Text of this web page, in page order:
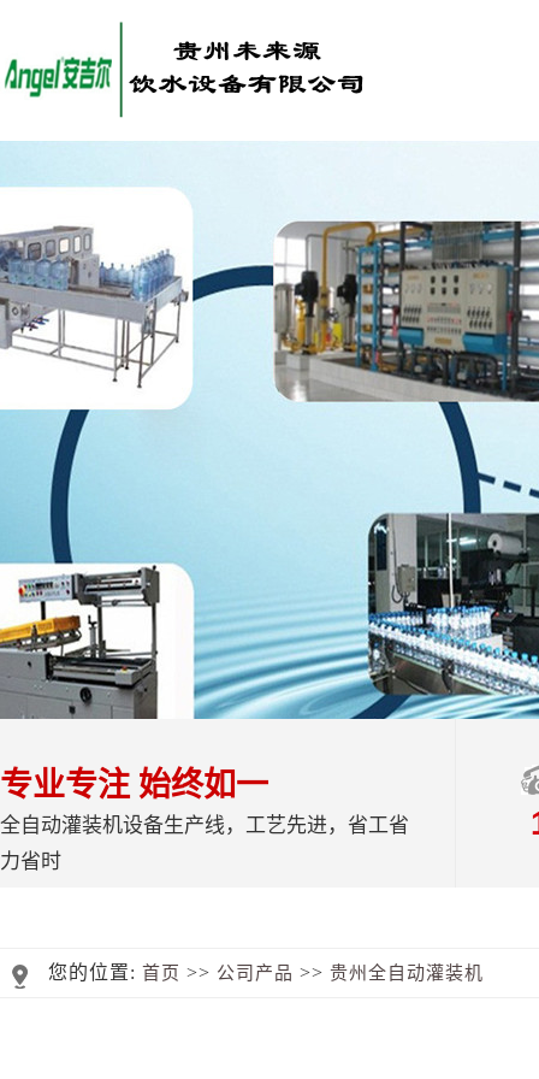
专业专注 始终如一
全自动灌装机设备生产线，工艺先进，省工省
力省时
您的位置: 首页 >> 公司产品 >> 贵州全自动灌装机